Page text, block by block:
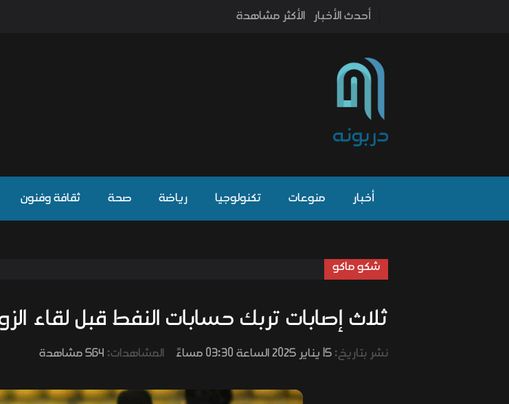
أحدث الأخبار الأكثر مشاهدة
أخبار منوعات تكنولوجيا رياضة صحة ثقافة وفنون
شكو ماكو
ثلاث إصابات تربك حسابات النفط قبل لقاء
نشر بتاريخ:15 يناير 2025 الساعة 03:30 مساءً المشاهدات: 564 مشاهدة